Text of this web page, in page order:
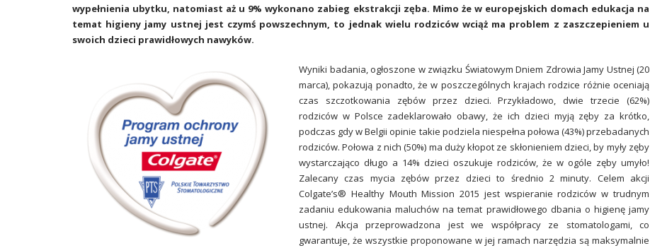
wypełnienia ubytku, natomiast aż u 9% wykonano zabieg ekstrakcji zęba. Mimo że w europejskich domach edukacja na
temat higieny jamy ustnej jest czymś powszechnym, to jednak wielu rodziców wciąż ma problem z zaszczepieniem u
swoich dzieci prawidłowych nawyków.
Wyniki badania, ogłoszone w związku Światowym Dniem Zdrowia Jamy Ustnej (20
marca), pokazują ponadto, że w poszczególnych krajach rodzice różnie oceniają
czas szczotkowania zębów przez dzieci. Przykładowo, dwie trzecie (62%)
rodziców w Polsce zadeklarowało obawy, że ich dzieci myją zęby za krótko,
podczas gdy w Belgii opinie takie podziela niespełna połowa (43%) przebadanych
rodziców. Połowa z nich (50%) ma duży kłopot ze skłonieniem dzieci, by myły zęby
wystarczająco długo a 14% dzieci oszukuje rodziców, że w ogóle zęby umyło!
Zalecany czas mycia zębów przez dzieci to średnio 2 minuty. Celem akcji
Colgate’s® Healthy Mouth Mission 2015 jest wspieranie rodziców w trudnym
zadaniu edukowania maluchów na temat prawidłowego dbania o higienę jamy
ustnej. Akcja przeprowadzona jest we współpracy ze stomatologami, co
gwarantuje, że wszystkie proponowane w jej ramach narzędzia są maksymalnie